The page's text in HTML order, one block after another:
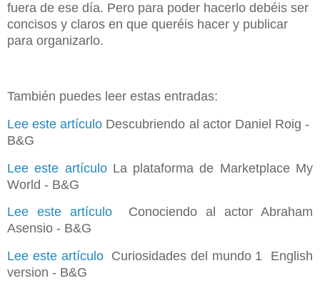
fuera de ese día. Pero para poder hacerlo debéis ser
concisos y claros en que queréis hacer y publicar
para organizarlo.
También puedes leer estas entradas:
Lee este artículo Descubriendo al actor Daniel Roig -
B&G
Lee este artículoLa plataforma de Marketplace My
World - B&G
Lee este artículoConociendo al actor Abraham
Asensio - B&G
Lee este artículo Curiosidades del mundo 1 English
version - B&G